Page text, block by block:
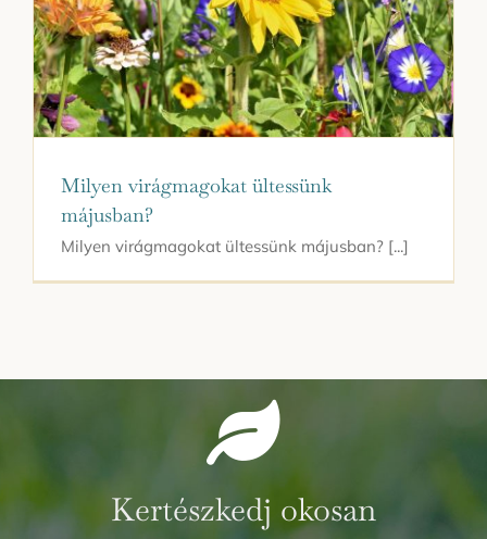
Milyen virágmagokat ültessünk
májusban?
Milyen virágmagokat ültessünk májusban? [...]
Kertészkedj okosan